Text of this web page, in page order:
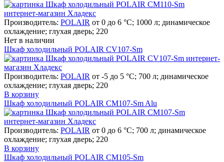
Производитель: POLAIR от 0 до 6 °C; 1000 л; динамическое
охлаждение; глухая дверь; 220
Нет в наличии
Шкаф холодильный POLAIR CV107-Sm
Производитель: POLAIR от -5 до 5 °C; 700 л; динамическое
охлаждение; глухая дверь; 220
В корзину
Шкаф холодильный POLAIR CM107-Sm Alu
Производитель: POLAIR от 0 до 6 °C; 700 л; динамическое
охлаждение; глухая дверь; 220
В корзину
Шкаф холодильный POLAIR CM105-Sm